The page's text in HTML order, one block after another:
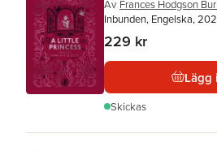
Av Frances Hodgson
Inbunden, Engelska,
229 kr
Lägg
Skickas